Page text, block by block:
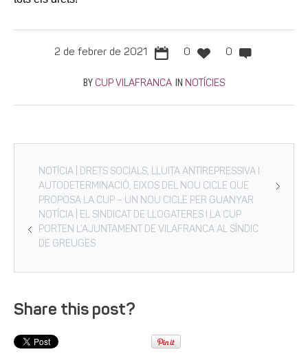
2 de febrer de 2021 0 0
BY CUP VILAFRANCA IN NOTÍCIES
NOTÍCIA | DRETS SOCIALS, LLUITA ANTIREPRESSIVA I
AUTODETERMINACIÓ, EIXOS DEL NOU CICLE QUE
PROPOSA LA CUP – UN NOU CICLE PER GUANYAR
NOTÍCIA | EL SINDICAT DE LLOGATERES I LA CUP
PORTEN L’AJUNTAMENT DE VILAFRANCA AL SÍNDIC
DE GREUGES
Share this post?